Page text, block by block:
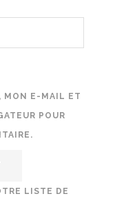
MON E-MAIL ET
POUR
LISTE DE